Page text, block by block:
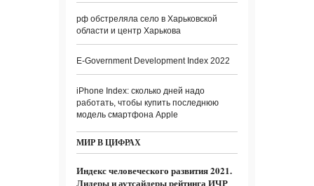
рф обстреляла село в Харьковской
области и центр Харькова
E-Government Development Index 2022
iPhone Index: сколько дней надо
работать, чтобы купить последнюю
модель смартфона Apple
МИР В ЦИФРАХ
Индекс человеческого развития 2021.
Лидеры и аутсайдеры рейтинга ИЧР